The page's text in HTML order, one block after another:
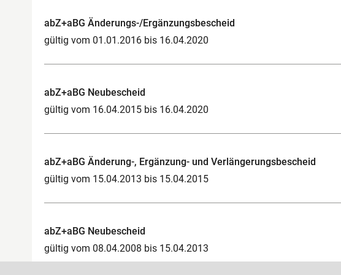
abZ+aBG Änderungs-/Ergänzungsbescheid
gültig vom 01.01.2016 bis 16.04.2020
abZ+aBG Neubescheid
gültig vom 16.04.2015 bis 16.04.2020
abZ+aBG Änderung-, Ergänzung- und Verlängerungsbescheid
gültig vom 15.04.2013 bis 15.04.2015
abZ+aBG Neubescheid
gültig vom 08.04.2008 bis 15.04.2013